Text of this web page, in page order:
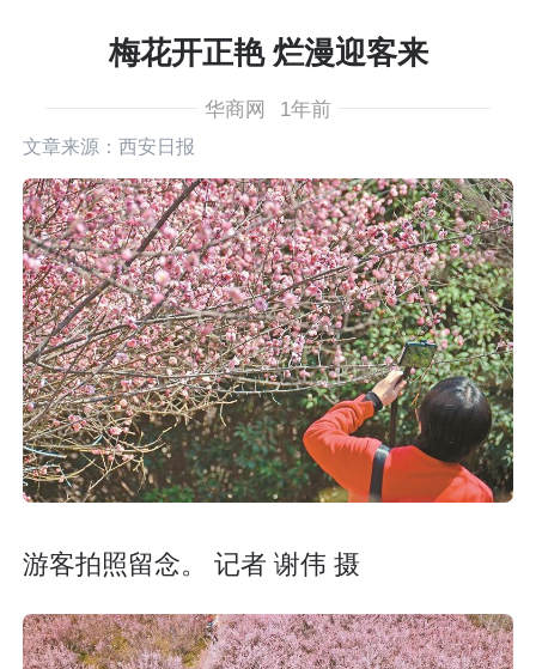
梅花开正艳 烂漫迎客来
华商网 1年前
文章来源：西安日报
游客拍照留念。 记者 谢伟 摄